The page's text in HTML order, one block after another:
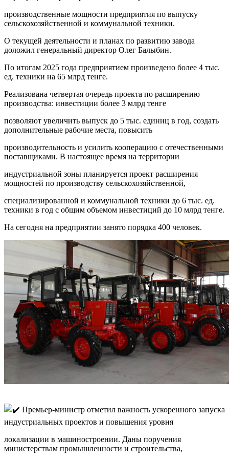
производственные мощности предприятия по выпуску
сельскохозяйственной и коммунальной техники.
О текущей деятельности и планах по развитию завода
доложил генеральный директор Олег Балыбин.
По итогам 2025 года предприятием произведено более 4 тыс.
ед. техники на 65 млрд тенге.
Реализована четвертая очередь проекта по расширению
производства: инвестиции более 3 млрд тенге
позволяют увеличить выпуск до 5 тыс. единиц в год, создать
дополнительные рабочие места, повысить
производительность и усилить кооперацию с отечественными
поставщиками. В настоящее время на территории
индустриальной зоны планируется проект расширения
мощностей по производству сельскохозяйственной,
специализированной и коммунальной техники до 6 тыс. ед.
техники в год с общим объемом инвестиций до 10 млрд тенге.
На сегодня на предприятии занято порядка 400 человек.
Премьер-министр отметил важность ускоренного запуска
индустриальных проектов и повышения уровня
локализации в машиностроении. Даны поручения
министерствам промышленности и строительства,